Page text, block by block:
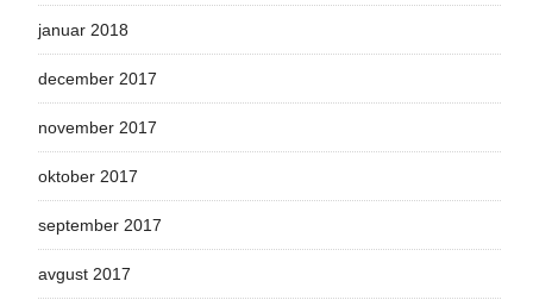
januar 2018
december 2017
november 2017
oktober 2017
september 2017
avgust 2017